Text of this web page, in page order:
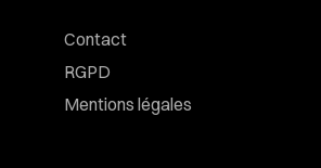
Contact
RGPD
Mentions légales